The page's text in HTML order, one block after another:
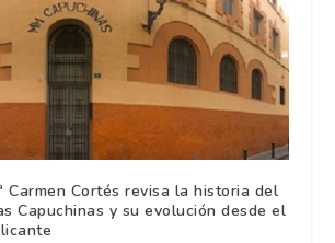
Carmen Cortés revisa la historia del
Capuchinas y su evolución desde el